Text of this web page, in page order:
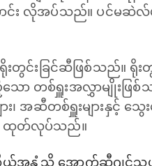
င်း လိုအပ်သည်။ ပင်မဆဲ
တွင်းခြင်ဆီဖြစ်သည်။ ရို
ညံ့သော တစ်ရှူးအလွှာမျိုးဖ
၊ အဆီတစ်ရှူးများနှင့် သွေး
ကို ထုတ်လုပ်သည်။
န္ဓာကိုယ်အနှံ့သို့ အောက်ဆီဂျ